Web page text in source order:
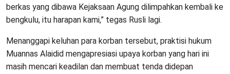
berkas yang dibawa Kejaksaan Agung dilimpahkan kembali ke
bengkulu, itu harapan kami,” tegas Rusli lagi.
Menanggapi keluhan para korban tersebut, praktisi hukum
Muannas Alaidid mengapresiasi upaya korban yang hari ini
masih mencari keadilan dan membuat tenda didepan